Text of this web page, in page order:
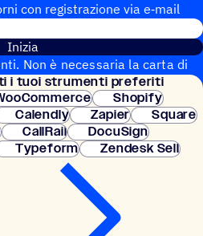
con regi­stra­zione via e‑mail
Inizia
Non è necessaria la carta di
istantanea.
i tuoi strumenti preferiti
Shopify
Calendly Zapier
Square
CallRail
DocuSign
Typeform Zendesk Sell